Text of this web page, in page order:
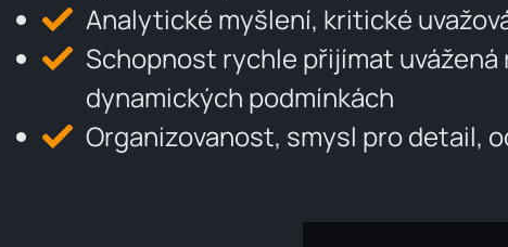
Analytické myšlení, kritické
Schopnost rychle přijímat
dynamických podmínkách
Organizovanost, smysl pro detail,